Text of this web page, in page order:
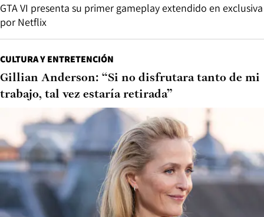
GTA VI presenta su primer gameplay extendido en exclusiva
por Netflix
CULTURA Y ENTRETENCIÓN
Gillian Anderson: “Si no disfrutara tanto de mi
trabajo, tal vez estaría retirada”